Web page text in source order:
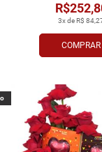
COMPRAR
3x de R$